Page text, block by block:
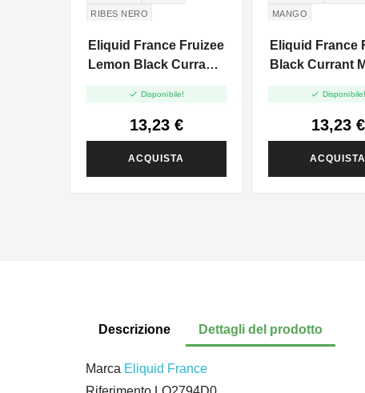
RIBES NERO
Eliquid France Fruizee
Lemon Black Currant -
 Disponibile!
13,23 €
ACQUISTA
MANGO
Eliquid France
Black Currant
 Disponibile!
13,23 €
ACQUISTA
Descrizione Dettagli del prodotto
Marca Eliquid France